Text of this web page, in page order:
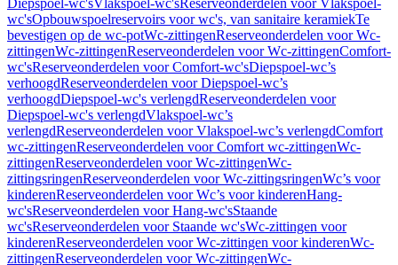
Diepspoel-wc'sVlakspoel-wc'sReserveonderdelen voor Vlakspoel-
wc'sOpbouwspoelreservoirs voor wc's, van sanitaire keramiekTe
bevestigen op de wc-potWc-zittingenReserveonderdelen voor Wc-
zittingenWc-zittingenReserveonderdelen voor Wc-zittingenComfort-
wc'sReserveonderdelen voor Comfort-wc'sDiepspoel-wc’s
verhoogdReserveonderdelen voor Diepspoel-wc’s
verhoogdDiepspoel-wc's verlengdReserveonderdelen voor
Diepspoel-wc's verlengdVlakspoel-wc’s
verlengdReserveonderdelen voor Vlakspoel-wc’s verlengdComfort
wc-zittingenReserveonderdelen voor Comfort wc-zittingenWc-
zittingenReserveonderdelen voor Wc-zittingenWc-
zittingsringenReserveonderdelen voor Wc-zittingsringenWc’s voor
kinderenReserveonderdelen voor Wc’s voor kinderenHang-
wc'sReserveonderdelen voor Hang-wc'sStaande
wc'sReserveonderdelen voor Staande wc'sWc-zittingen voor
kinderenReserveonderdelen voor Wc-zittingen voor kinderenWc-
zittingenReserveonderdelen voor Wc-zittingenWc-